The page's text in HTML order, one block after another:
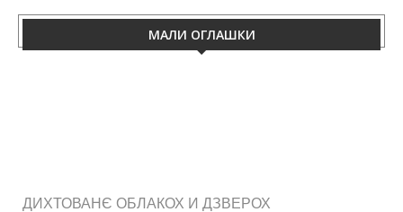
МАЛИ ОГЛАШКИ
ДИХТОВАНЄ ОБЛАКОХ И ДЗВЕРОХ